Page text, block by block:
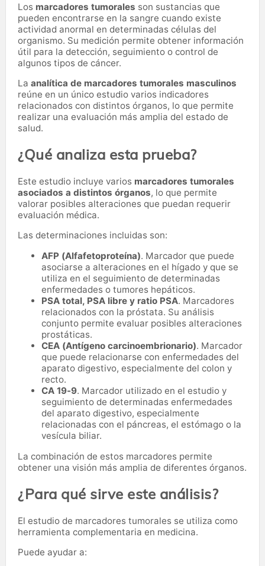
Los marcadores tumorales son sustancias que
pueden encontrarse en la sangre cuando existe
actividad anormal en determinadas células del
organismo. Su medición permite obtener información
útil para la detección, seguimiento o control de
algunos tipos de cáncer.
La analítica de marcadores tumorales masculinos
reúne en un único estudio varios indicadores
relacionados con distintos órganos, lo que permite
realizar una evaluación más amplia del estado de
salud.
¿Qué analiza esta prueba?
Este estudio incluye varios marcadores tumorales
asociados a distintos órganos, lo que permite
valorar posibles alteraciones que puedan requerir
evaluación médica.
Las determinaciones incluidas son:
AFP (Alfafetoproteína). Marcador que puede
asociarse a alteraciones en el hígado y que se
utiliza en el seguimiento de determinadas
enfermedades o tumores hepáticos.
PSA total, PSA libre y ratio PSA. Marcadores
relacionados con la próstata. Su análisis
conjunto permite evaluar posibles alteraciones
prostáticas.
CEA (Antígeno carcinoembrionario). Marcador
que puede relacionarse con enfermedades del
aparato digestivo, especialmente del colon y
recto.
CA 19-9. Marcador utilizado en el estudio y
seguimiento de determinadas enfermedades
del aparato digestivo, especialmente
relacionadas con el páncreas, el estómago o la
vesícula biliar.
La combinación de estos marcadores permite
obtener una visión más amplia de diferentes órganos.
¿Para qué sirve este análisis?
El estudio de marcadores tumorales se utiliza como
herramienta complementaria en medicina.
Puede ayudar a: